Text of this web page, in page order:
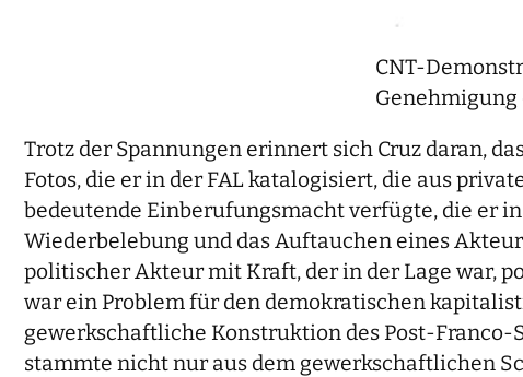
CNT-
Genehmigung
Trotz der Spannungen erinnert sich Cruz daran,
Fotos, die er in der FAL katalogisiert, die aus
bedeutende Einberufungsmacht verfügte, die er
Wiederbelebung und das Auftauchen eines
politischer Akteur mit Kraft, der in der Lage war,
war ein Problem für den demokratischen
gewerkschaftliche Konstruktion des Post-
stammte nicht nur aus dem gewerkschaftlichen